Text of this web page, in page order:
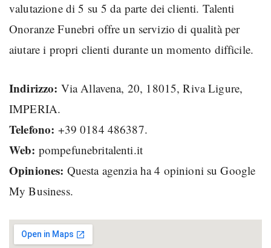
valutazione di 5 su 5 da parte dei clienti. Talenti
Onoranze Funebri offre un servizio di qualità per
aiutare i propri clienti durante un momento difficile.
Indirizzo: Via Allavena, 20, 18015, Riva Ligure,
IMPERIA.
Telefono: +39 0184 486387.
Web: pompefunebritalenti.it
Opiniones: Questa agenzia ha 4 opinioni su Google
My Business.